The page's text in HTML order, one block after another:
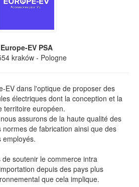
Europe-EV PSA
kraków- Pologne
EV dans l'optique de proposer des
électriques dont la conception et la
territoire européen.
assurons de la haute qualité des
de fabrication ainsi que des
employés.
soutenir le commerce intra
depuis des pays plus
que cela implique.